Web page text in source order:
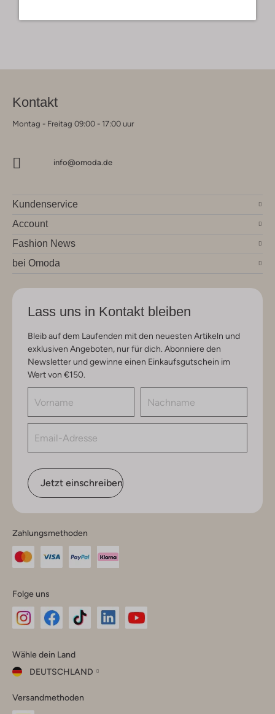
Kontakt
Montag - Freitag 09:00 - 17:00 uur
info@omoda.de
Kundenservice
Account
Fashion News
bei Omoda
Lass uns in Kontakt bleiben
Bleib auf dem Laufenden mit den neuesten Artikeln und
exklusiven Angeboten, nur für dich. Abonniere den
Newsletter und gewinne einen Einkaufsgutschein im
Wert von €150.
Jetzt einschreiben
Zahlungsmethoden
Folge uns
Instagram
Facebook
TikTok
Wähle dein Land
DEUTSCHLAND
dein
Land
Versandmethoden